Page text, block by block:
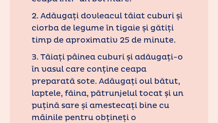
2. Adăugați dovleacul tăiat cuburi și
ciorba de legume în tigaie și gătiți
timp de aproximativ 25 de minute.
3. Tăiați pâinea cuburi și adăugați-o
în vasul care conține ceapa
preparată sote. Adăugați oul bătut,
laptele, făina, pătrunjelul tocat și un
puțină sare și amestecați bine cu
mâinile pentru obțineți o